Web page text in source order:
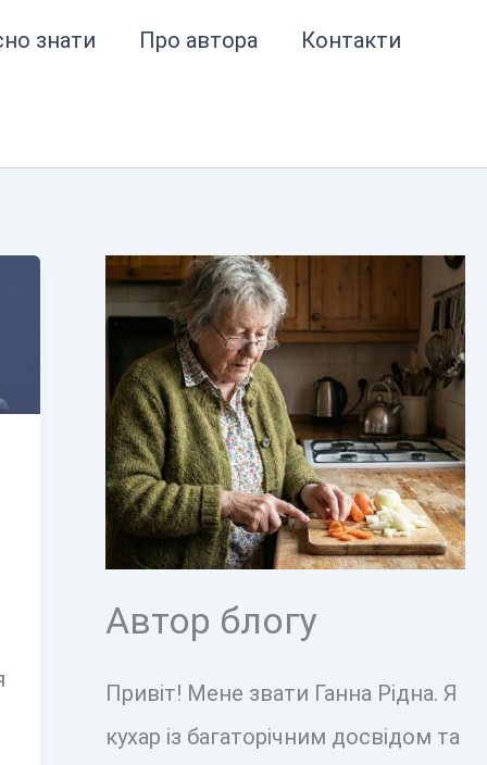
знати Про автора Контакти
Автор блогу
Привіт! Мене звати Ганна Рідна. Я
кухар із багаторічним досвідом та